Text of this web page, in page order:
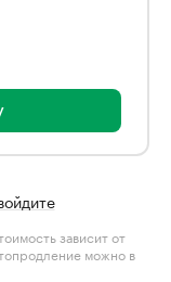
зависит от
можно в